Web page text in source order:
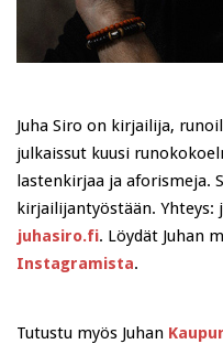
Juha Siro on kirjailija,
julkaissut kuusi
lastenkirjaa ja aforismeja.
kirjailijantyöstään. Yhteys:
juhasiro.fi. Löydät Juhan
Instagramista.
Tutustu myös Juhan